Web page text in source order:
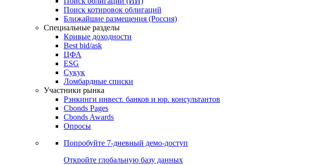
Облигации
Поиски
Поиск облигаций & Карты рынка
Поиск облигаций (ИИ)
Поиск котировок облигаций
Ближайшие размещения (Россия)
Специальные разделы
Кривые доходности
Best bid/ask
ЦФА
ESG
Сукук
Ломбардные списки
Участники рынка
Рэнкинги инвест. банков и юр. консультантов
Cbonds Pages
Cbonds Awards
Опросы